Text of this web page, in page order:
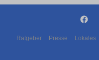
Ratgeber Presse Lokales